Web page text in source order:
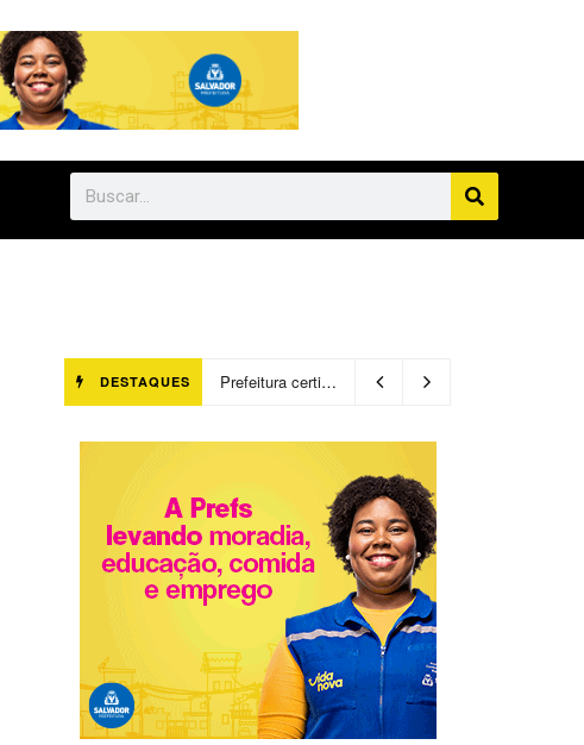
DESTAQUES Prefeitura certifica 4,6 mil trabalhadores pelo programa Treinar para Empregar e realiza Feirão de Empregabilidade